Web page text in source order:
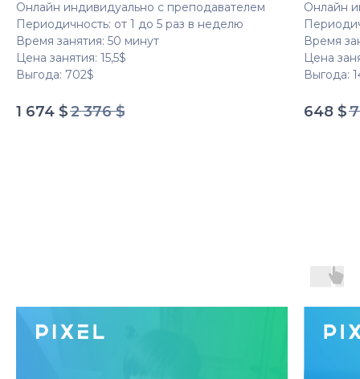
Онлайн индивидуально с преподавателем
Периодичность: от 1 до 5 раз в неделю
Время занятия: 50 минут
Цена занятия: 15,5$
Выгода: 702$
1 674 $2 376 $
Онлайн
Время
Цена
Выгода:
648 $